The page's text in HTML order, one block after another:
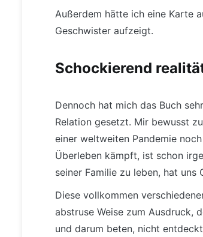
Außerdem hätte ich eine Karte
Geschwister aufzeigt.
Schockierend
Dennoch hat mich das Buch
Relation gesetzt. Mir bewusst
einer weltweiten Pandemie
Überleben kämpft, ist schon
seiner Familie zu leben, hat
Diese vollkommen
abstruse Weise zum Ausdruck,
und darum beten, nicht